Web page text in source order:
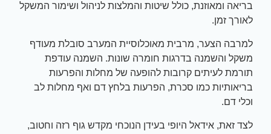
בריאה ומאוזנת, כולל שיטות והמלצות לניהול ושימור המשקל
לאורך זמן.
למרבה הצער, מרבית מאוכלוסיית המערב סובלת מעודף
משקל והשמנה בדרגות חומרה שונות. השמנה עודפת
תורמת לעיתים קרובות להופעה של מחלות והפרעות
בריאותיות כמו סכרת, הפרעות בלחץ דם ואף מחלות לב
וכלי דם.
לצד זאת, אידאל היופי בעידן הנוכחי מקדש גוף רזה וחטוב,